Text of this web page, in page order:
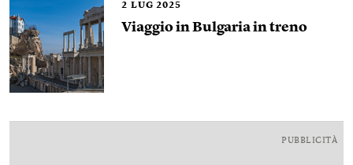
2 LUG 2025
Viaggio in Bulgaria in treno
PUBBLICITÀ